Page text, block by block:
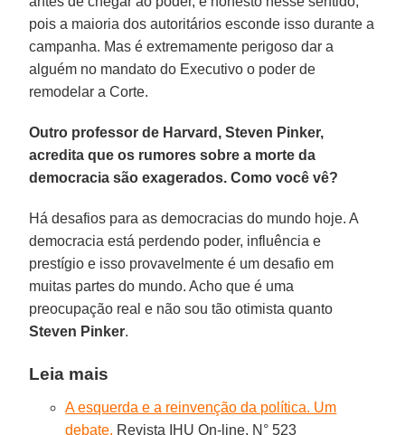
pois a maioria dos autoritários esconde isso durante a
campanha. Mas é extremamente perigoso dar a
alguém no mandato do Executivo o poder de
remodelar a Corte.
Outro professor de Harvard, Steven Pinker,
acredita que os rumores sobre a morte da
democracia são exagerados. Como você vê?
Há desafios para as democracias do mundo hoje. A
democracia está perdendo poder, influência e
prestígio e isso provavelmente é um desafio em
muitas partes do mundo. Acho que é uma
preocupação real e não sou tão otimista quanto
Steven Pinker.
Leia mais
A esquerda e a reinvenção da política. Um
debate. Revista IHU On-line, N° 523